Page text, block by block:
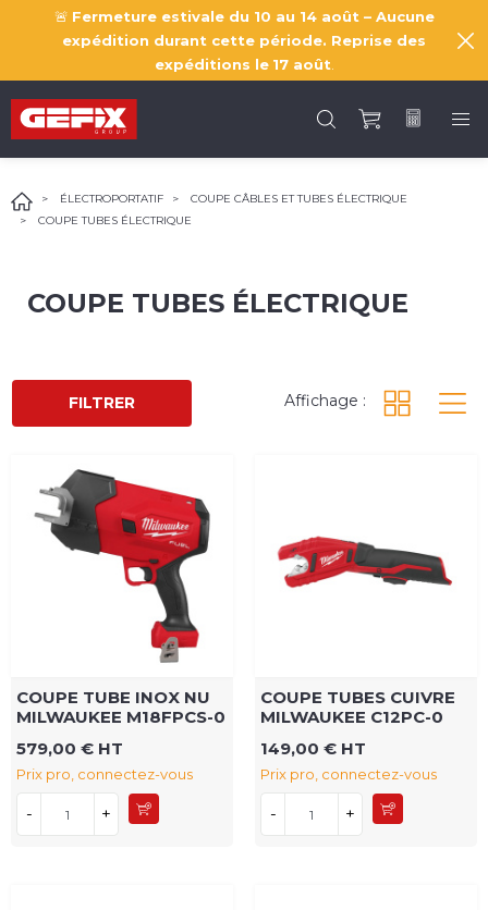
🚨 Fermeture estivale du 10 au 14 août – Aucune
expédition durant cette période. Reprise des
expéditions le 17 août
ÉLECTROPORTATIF
COUPE CÂBLES ET TUBES ÉLECTRIQUE
COUPE TUBES ÉLECTRIQUE
COUPE TUBES ÉLECTRIQUE
FILTRER Affichage :
COUPE TUBE INOX NU
MILWAUKEE M18FPCS-0
579,00 € HT
Prix pro, connectez-vous
- +
COUPE TUBES CUIVRE
MILWAUKEE C12PC-0
149,00 € HT
Prix pro, connectez-vous
- +